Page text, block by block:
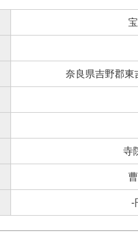
奈良県吉野郡東
寺
-